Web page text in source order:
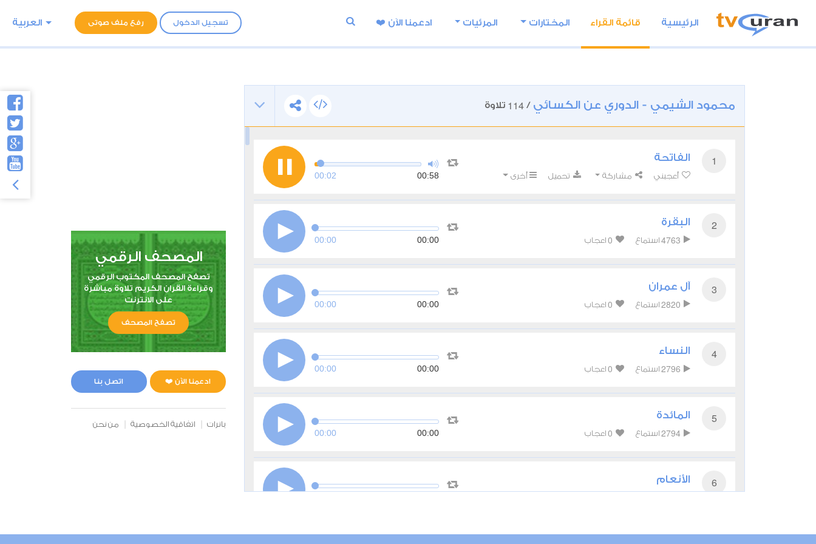
تسجيل الدخول رفع ملف صوتى العربية الرئيسية قائمة القراء المختارات المرئيات ادعمنا اﻵن ❤️
محمود الشيمي - الدوري عن الكسائي /
114 تلاوة
1 الفاتحة
أعجبني مشاركة تحميل أخرى 00:03 00:58
2 البقرة
4763 استماع 0 اعجاب 00:00 00:00
3 آل عمران
2820 استماع 0 اعجاب 00:00 00:00
4 النساء
2796 استماع 0 اعجاب 00:00 00:00
5 المائدة
2794 استماع 0 اعجاب 00:00 00:00
6 الأنعام
المصحف الرقمي
تصفح المصحف المكتوب الرقمي
وقراءة القران الكريم تلاوة مباشرة
على الانترنت
تصفح المصحف
ادعمنا الآن ❤️ اتصل بنا
بانرات اتفاقية الخصوصية من نحن